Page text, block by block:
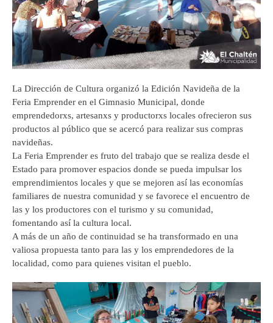
La Dirección de Cultura organizó la Edición Navideña de la
Feria Emprender en el Gimnasio Municipal, donde
emprendedorxs, artesanxs y productorxs locales ofrecieron sus
productos al público que se acercó para realizar sus compras
navideñas.
La Feria Emprender es fruto del trabajo que se realiza desde el
Estado para promover espacios donde se pueda impulsar los
emprendimientos locales y que se mejoren así las economías
familiares de nuestra comunidad y se favorece el encuentro de
las y los productores con el turismo y su comunidad,
fomentando así la cultura local.
A más de un año de continuidad se ha transformado en una
valiosa propuesta tanto para las y los emprendedores de la
localidad, como para quienes visitan el pueblo.